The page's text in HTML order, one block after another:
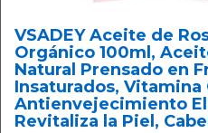
VSADEY Aceite de
Orgánico 100ml,
Natural Prensado en
Insaturados, Vitamina
Antienvejecimiento
Revitaliza la Piel,